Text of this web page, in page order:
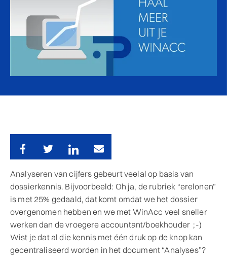
Analyseren van cijfers gebeurt veelal op basis van
dossierkennis. Bijvoorbeeld: Oh ja, de rubriek “erelonen”
is met 25% gedaald, dat komt omdat we het dossier
overgenomen hebben en we met WinAcc veel sneller
werken dan de vroegere accountant/boekhouder ;-)
Wist je dat al die kennis met één druk op de knop kan
gecentraliseerd worden in het document “Analyses”?